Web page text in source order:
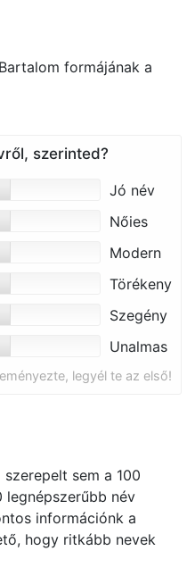
formájának a
szerinted?
Jó név
Nőies
Modern
Törékeny
Szegény
Unalmas
legyél te az első!
sem a 100
legnépszerűbb név
információnk a
hogy ritkább nevek